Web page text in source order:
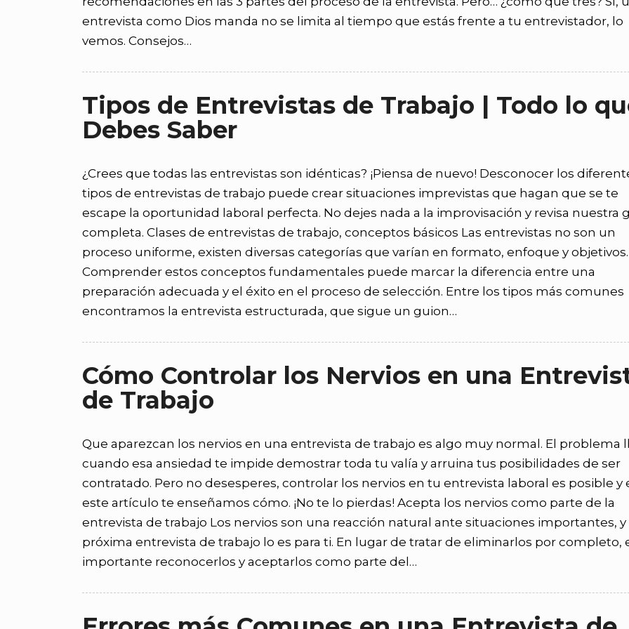
entrevista como Dios manda no se limita al tiempo que estás frente a tu entrevistador, lo
vemos. Consejos…
Tipos de Entrevistas de Trabajo | Todo lo
Debes Saber
¿Crees que todas las entrevistas son idénticas? ¡Piensa de nuevo! Desconocer los
tipos de entrevistas de trabajo puede crear situaciones imprevistas que hagan que se te
escape la oportunidad laboral perfecta. No dejes nada a la improvisación y revisa nuestra
completa. Clases de entrevistas de trabajo, conceptos básicos Las entrevistas no son un
proceso uniforme, existen diversas categorías que varían en formato, enfoque y objetivos.
Comprender estos conceptos fundamentales puede marcar la diferencia entre una
preparación adecuada y el éxito en el proceso de selección. Entre los tipos más comunes
encontramos la entrevista estructurada, que sigue un guion…
Cómo Controlar los Nervios en una
de Trabajo
Que aparezcan los nervios en una entrevista de trabajo es algo muy normal. El problema
cuando esa ansiedad te impide demostrar toda tu valía y arruina tus posibilidades de ser
contratado. Pero no desesperes, controlar los nervios en tu entrevista laboral es posible y
este artículo te enseñamos cómo. ¡No te lo pierdas! Acepta los nervios como parte de la
entrevista de trabajo Los nervios son una reacción natural ante situaciones importantes, y
próxima entrevista de trabajo lo es para ti. En lugar de tratar de eliminarlos por completo,
importante reconocerlos y aceptarlos como parte del…